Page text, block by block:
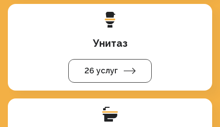
Унитаз
26 услуг